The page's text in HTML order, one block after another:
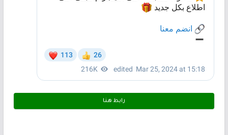
رابط هـنـا